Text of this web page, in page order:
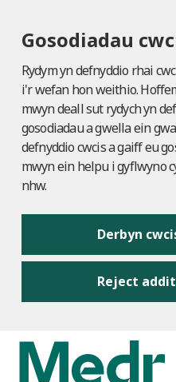
Gosodiadau
Rydym yn defnyddio rhai
i'r wefan hon weithio.
mwyn deall sut rydych yn
gosodiadau a gwella ein
defnyddio cwcis a gaiff eu
mwyn ein helpu i gyflwyno
nhw.
Derbyn
Reject
content